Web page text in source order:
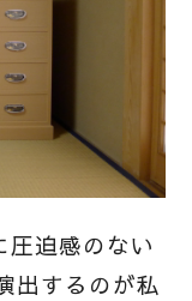
圧迫感のない
出するのが私